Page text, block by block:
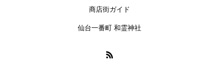
商店街ガイド
仙台一番町 和霊神社